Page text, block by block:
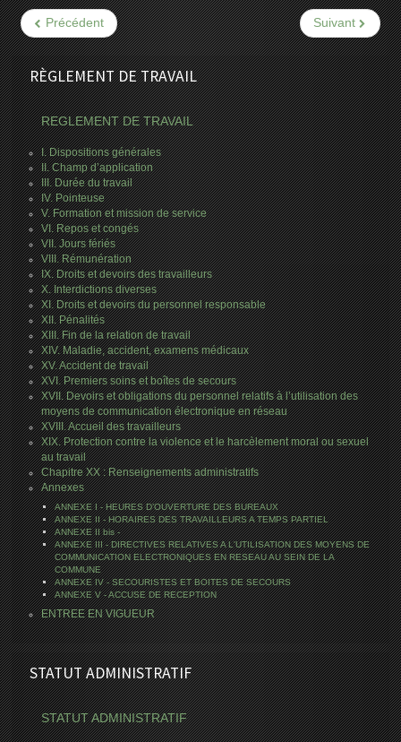
Précédent Suivant
RÈGLEMENT DE TRAVAIL
REGLEMENT DE TRAVAIL
I. Dispositions générales
II. Champ d’application
III. Durée du travail
IV. Pointeuse
V. Formation et mission de service
VI. Repos et congés
VII. Jours fériés
VIII. Rémunération
IX. Droits et devoirs des travailleurs
X. Interdictions diverses
XI. Droits et devoirs du personnel responsable
XII. Pénalités
XIII. Fin de la relation de travail
XIV. Maladie, accident, examens médicaux
XV. Accident de travail
XVI. Premiers soins et boîtes de secours
XVII. Devoirs et obligations du personnel relatifs à l’utilisation des
moyens de communication électronique en réseau
XVIII. Accueil des travailleurs
XIX. Protection contre la violence et le harcèlement moral ou sexuel
au travail
Chapitre XX : Renseignements administratifs
Annexes
ANNEXE I - HEURES D’OUVERTURE DES BUREAUX
ANNEXE II - HORAIRES DES TRAVAILLEURS A TEMPS PARTIEL
ANNEXE II bis -
ANNEXE III - DIRECTIVES RELATIVES A L'UTILISATION DES MOYENS DE
COMMUNICATION ELECTRONIQUES EN RESEAU AU SEIN DE LA
COMMUNE
ANNEXE IV - SECOURISTES ET BOITES DE SECOURS
ANNEXE V - ACCUSE DE RECEPTION
ENTREE EN VIGUEUR
STATUT ADMINISTRATIF
STATUT ADMINISTRATIF